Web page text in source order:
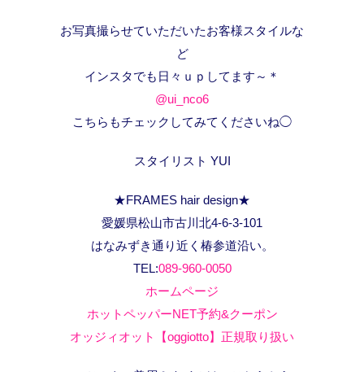
お写真撮らせていただいたお客様スタイルな
ど
インスタでも日々ｕｐしてます～＊
@ui_nco6
こちらもチェックしてみてくださいね◯
スタイリスト YUI
★FRAMES hair design★
愛媛県松山市古川北4-6-3-101
はなみずき通り近く椿参道沿い。
TEL:089-960-0050
ホームページ
ホットペッパーNET予約&クーポン
オッジィオット【oggiotto】正規取り扱い